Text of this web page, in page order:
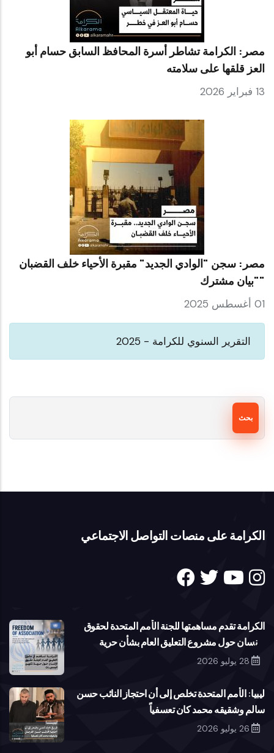
مصر: الكرامة تشاطر أسرة المحافظ السابق حسام أبو
العز قلقها على سلامته
13 فبراير 2026
مصر: سجن "الوادي الجديد" مقبرة الأحياء خلف القضبان
"بيان مشترك"
01 أغسطس 2025
التقرير السنوي للكرامة - 2025
الكرامة على منصات التواصل الاجتماعي
الكرامة تقدم مساهمتها للجنة الأمم المتحدة لحقوق
الإنسان حول مشروع التعليق العام بشأن حرية
تكوين الجمعيات
28 يوليو 2026
ليبيا: الأمم المتحدة تخلص إلى أن احتجاز النائب حسن
سالم وشقيقه محمد كان تعسفياً
26 يوليو 2026